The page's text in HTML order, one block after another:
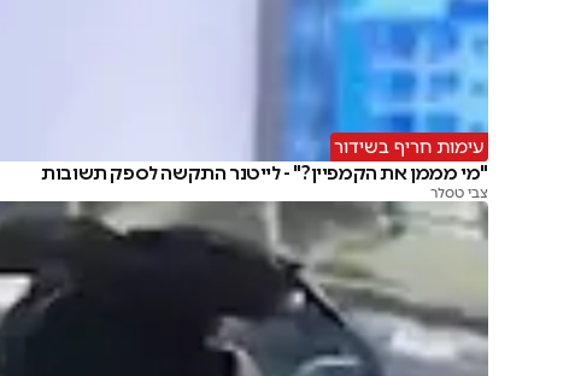
עימות חריף בשידור
"מי מממן את הקמפיין?" - לייטנר התקשה לספק תשובות
צבי טסלר